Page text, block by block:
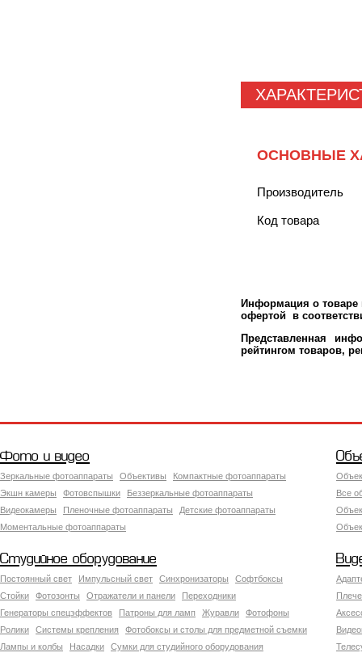
ОСНОВНЫЕ
Производитель
Код товара
Информация о товаре
офертой в
Представленная
рейтингом товаров,
Фото и видео
Зеркальные фотоаппараты Объективы
Компактные фотоаппараты
Экшн камеры
Фотовспышки
Беззеркальные фотоаппараты
Видеокамеры
Пленочные фотоаппараты
Детские фотоаппараты
Моментальные фотоаппараты
Все
Студийное оборудование
Постоянный свет Импульсный свет Синхронизаторы
Софтбоксы
Стойки
Фотозонты Отражатели и панели
Переходники
Генераторы спецэффектов
Патроны для ламп Журавли
Фотофоны
Ролики
Системы крепления
Фотобоксы и столы для предметной съемки
Лампы и колбы
Насадки
Сумки для студийного оборудования